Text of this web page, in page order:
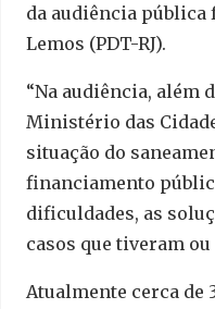
da audiência pública
Lemos (PDT-RJ).
“Na audiência, além
Ministério das
situação do
financiamento
dificuldades, as
casos que tiveram
Atualmente cerca de